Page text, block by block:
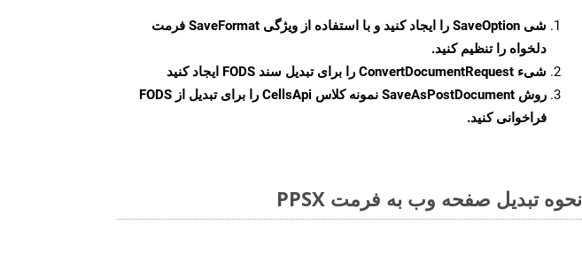
شی SaveOption را ایجاد کنید و با استفاده از ویژگی SaveFormat فرمت
دلخواه را تنظیم کنید.
شیء ConvertDocumentRequest را برای تبدیل سند FODS ایجاد کنید
روش SaveAsPostDocument
نمونه کلاس CellsApi را برای تبدیل از FODS
فراخوانی کنید.
نحوه تبدیل صفحه وب به فرمت PPSX